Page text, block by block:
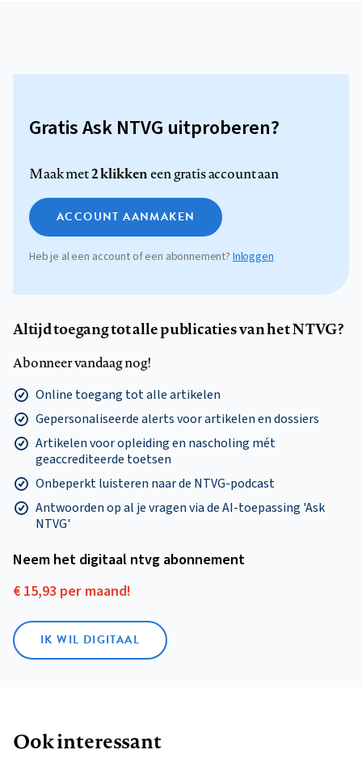
Gratis Ask NTVG uitproberen?
Maak met2 klikkeneen gratis account aan
ACCOUNT AANMAKEN
Heb je al een account of een abonnement? Inloggen
Altijd toegang tot alle publicaties van het NTVG?
Abonneer vandaag nog!
Online toegang tot alle artikelen
Gepersonaliseerde alerts voor artikelen en dossiers
Artikelen voor opleiding en nascholing mét
geaccrediteerde toetsen
Onbeperkt luisteren naar de NTVG-podcast
Antwoorden op al je vragen via de AI-toepassing 'Ask
NTVG'
Neem het digitaal ntvg abonnement
€ 15,93 per maand!
IK WIL DIGITAAL
Ook interessant